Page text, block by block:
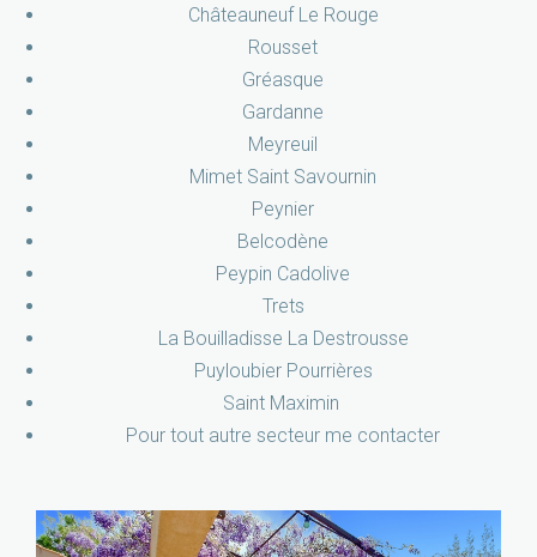
Châteauneuf Le Rouge
Rousset
Gréasque
Gardanne
Meyreuil
Mimet Saint Savournin
Peynier
Belcodène
Peypin Cadolive
Trets
La Bouilladisse La Destrousse
Puyloubier Pourrières
Saint Maximin
Pour tout autre secteur me contacter